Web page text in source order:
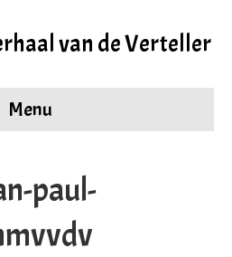
van de Verteller
Menu
paul-